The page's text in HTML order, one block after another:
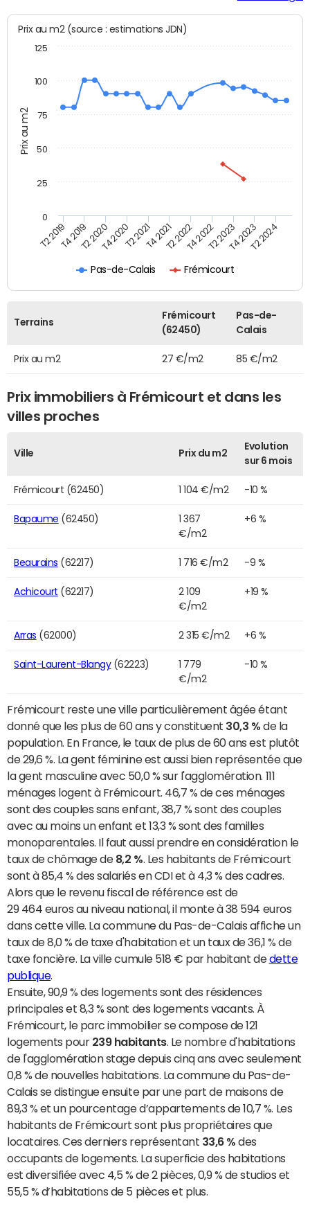
Prix au m2
Prix au m2 (source : estimations JDN)
Pas-de-Calais Frémicourt
T2 2019T4 2019T2 2020T4 2020T2 2021T4 2021T2 2022T4 2022T2 2023T4 2023T2 2024
100
0
25
50
75
125
Terrains
Frémicourt
(62450)
Pas-de-
Calais
Prix au m2 27 €/m2 85 €/m2
Prix immobiliers à Frémicourt et dans les
villes proches
Ville Prix du m2
Evolution
sur 6 mois
Frémicourt (62450) 1 104 €/m2 -10 %
Bapaume (62450)
1 367
€/m2
+6 %
Beaurains (62217) 1 716 €/m2 -9 %
Achicourt (62217)
2 109
€/m2
+19 %
Arras (62000) 2 315 €/m2 +6 %
Saint-Laurent-Blangy(62223)
1 779
€/m2
-10 %
Frémicourt reste une ville particulièrement âgée étant
donné que les plus de 60 ans y constituent 30,3 % de la
population. En France, le taux de plus de 60 ans est plutôt
de 29,6 %. La gent féminine est aussi bien représentée que
la gent masculine avec 50,0 % sur l'agglomération. 111
ménages logent à Frémicourt. 46,7 % de ces ménages
sont des couples sans enfant, 38,7 % sont des couples
avec au moins un enfant et 13,3 % sont des familles
monoparentales. Il faut aussi prendre en considération le
taux de chômage de 8,2 % . Les habitants de Frémicourt
sont à 85,4 % des salariés en CDI et à 4,3 % des cadres.
Alors que le revenu fiscal de référence est de
29 464 euros au niveau national, il monte à 38 594 euros
dans cette ville. La commune du Pas-de-Calais affiche un
taux de 8,0 % de taxe d'habitation et un taux de 36,1 % de
taxe foncière. La ville cumule 518 € par habitant dedette
publique.
Ensuite, 90,9 % des logements sont des résidences
principales et 8,3 % sont des logements vacants. À
Frémicourt, le parc immobilier se compose de 121
logements pour 239 habitants. Le nombre d'habitations
de l'agglomération stage depuis cinq ans avec seulement
0,8 % de nouvelles habitations. La commune du Pas-de-
Calais se distingue ensuite par une part de maisons de
89,3 % et un pourcentage d’appartements de 10,7 %. Les
habitants de Frémicourt sont plus propriétaires que
locataires. Ces derniers représentant 33,6 % des
occupants de logements. La superficie des habitations
est diversifiée avec 4,5 % de 2 pièces, 0,9 % de studios et
55,5 % d’habitations de 5 pièces et plus.